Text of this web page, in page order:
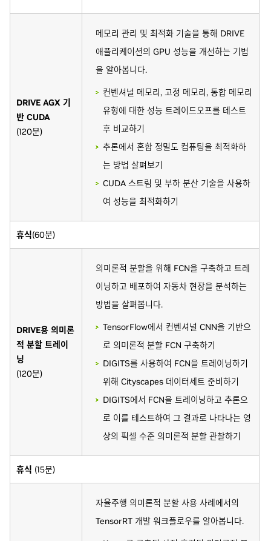
DRIVE AGX 기
반 CUDA
(120분)
메모리 관리 및 최적화 기술을 통해 DRIVE
애플리케이션의 GPU 성능을 개선하는 기법
을 알아봅니다.
컨벤셔널 메모리, 고정 메모리, 통합 메모리
유형에 대한 성능 트레이드오프를 테스트
후 비교하기
추론에서 혼합 정밀도 컴퓨팅을 최적화하
는 방법 살펴보기
CUDA 스트림 및 부하 분산 기술을 사용하
여 성능을 최적화하기
휴식(60분)
DRIVE용 의미론
적 분할 트레이
닝
(120분)
의미론적 분할을 위해 FCN을 구축하고 트레
이닝하고 배포하여 자동차 현장을 분석하는
방법을 살펴봅니다.
TensorFlow에서 컨벤셔널 CNN을 기반으
로 의미론적 분할 FCN 구축하기
DIGITS를 사용하여 FCN을 트레이닝하기
위해 Cityscapes 데이터세트 준비하기
DIGITS에서 FCN을 트레이닝하고 추론으
로 이를 테스트하여 그 결과로 나타나는 영
상의 픽셀 수준 의미론적 분할 관찰하기
휴식 (15분)
자율주행 의미론적 분할 사용 사례에서의
TensorRT 개발 워크플로우를 알아봅니다.